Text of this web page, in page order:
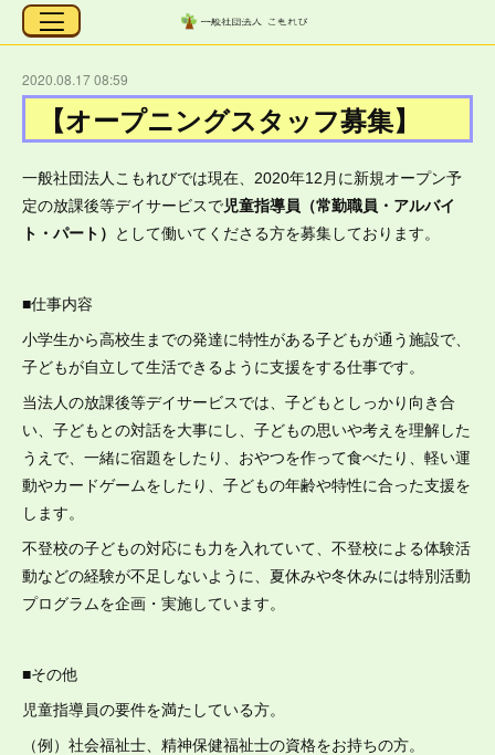
2020.08.17 08:59
【オープニングスタッフ募集】
一般社団法人こもれびでは現在、2020年12月に新規オープン予
定の放課後等デイサービスで児童指導員（常勤職員・アルバイ
ト・パート）
として働いてくださる方を募集しております。
■仕事内容
小学生から高校生までの発達に特性がある子どもが通う施設で、
子どもが自立して生活できるように支援をする仕事です。
当法人の放課後等デイサービスでは、子どもとしっかり向き合
い、子どもとの対話を大事にし、子どもの思いや考えを理解した
うえで、一緒に宿題をしたり、おやつを作って食べたり、軽い運
動やカードゲームをしたり、子どもの年齢や特性に合った支援を
します。
不登校の子どもの対応にも力を入れていて、不登校による体験活
動などの経験が不足しないように、夏休みや冬休みには特別活動
プログラムを企画・実施しています。
■その他
児童指導員の要件を満たしている方。
（例）社会福祉士、精神保健福祉士の資格をお持ちの方。